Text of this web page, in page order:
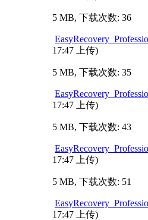
5 MB, 下载次数: 36
17:47 上传)
5 MB, 下载次数: 35
17:47 上传)
5 MB, 下载次数: 43
17:47 上传)
5 MB, 下载次数: 51
17:47 上传)